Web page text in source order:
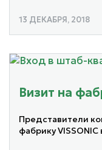
13 ДЕКАБРЯ, 2018
Визит на
Представители
фабрику VISSONIC